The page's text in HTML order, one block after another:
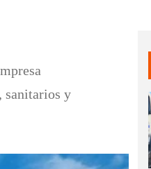
sanitarios y